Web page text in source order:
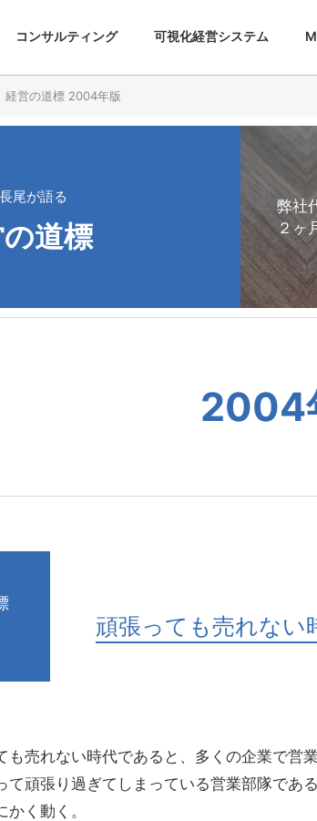
コンサルティング 可視化経営システム
経営の道標 2004年版
尾が語る
道標
弊社
２ヶ
2004
頑張っても売れない
売れない時代であると、多くの企業で営
て頑張り過ぎてしまっている営業部隊であ
かく動く。